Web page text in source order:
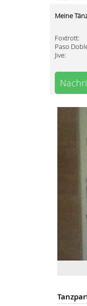
Meine
Foxtrott:
Paso
Jive: